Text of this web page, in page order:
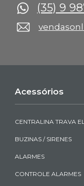
(35) 9
Acessórios
CENTRALINA TRAVA
BUZINAS / SIRENES
ALARMES
CONTROLE ALARMES